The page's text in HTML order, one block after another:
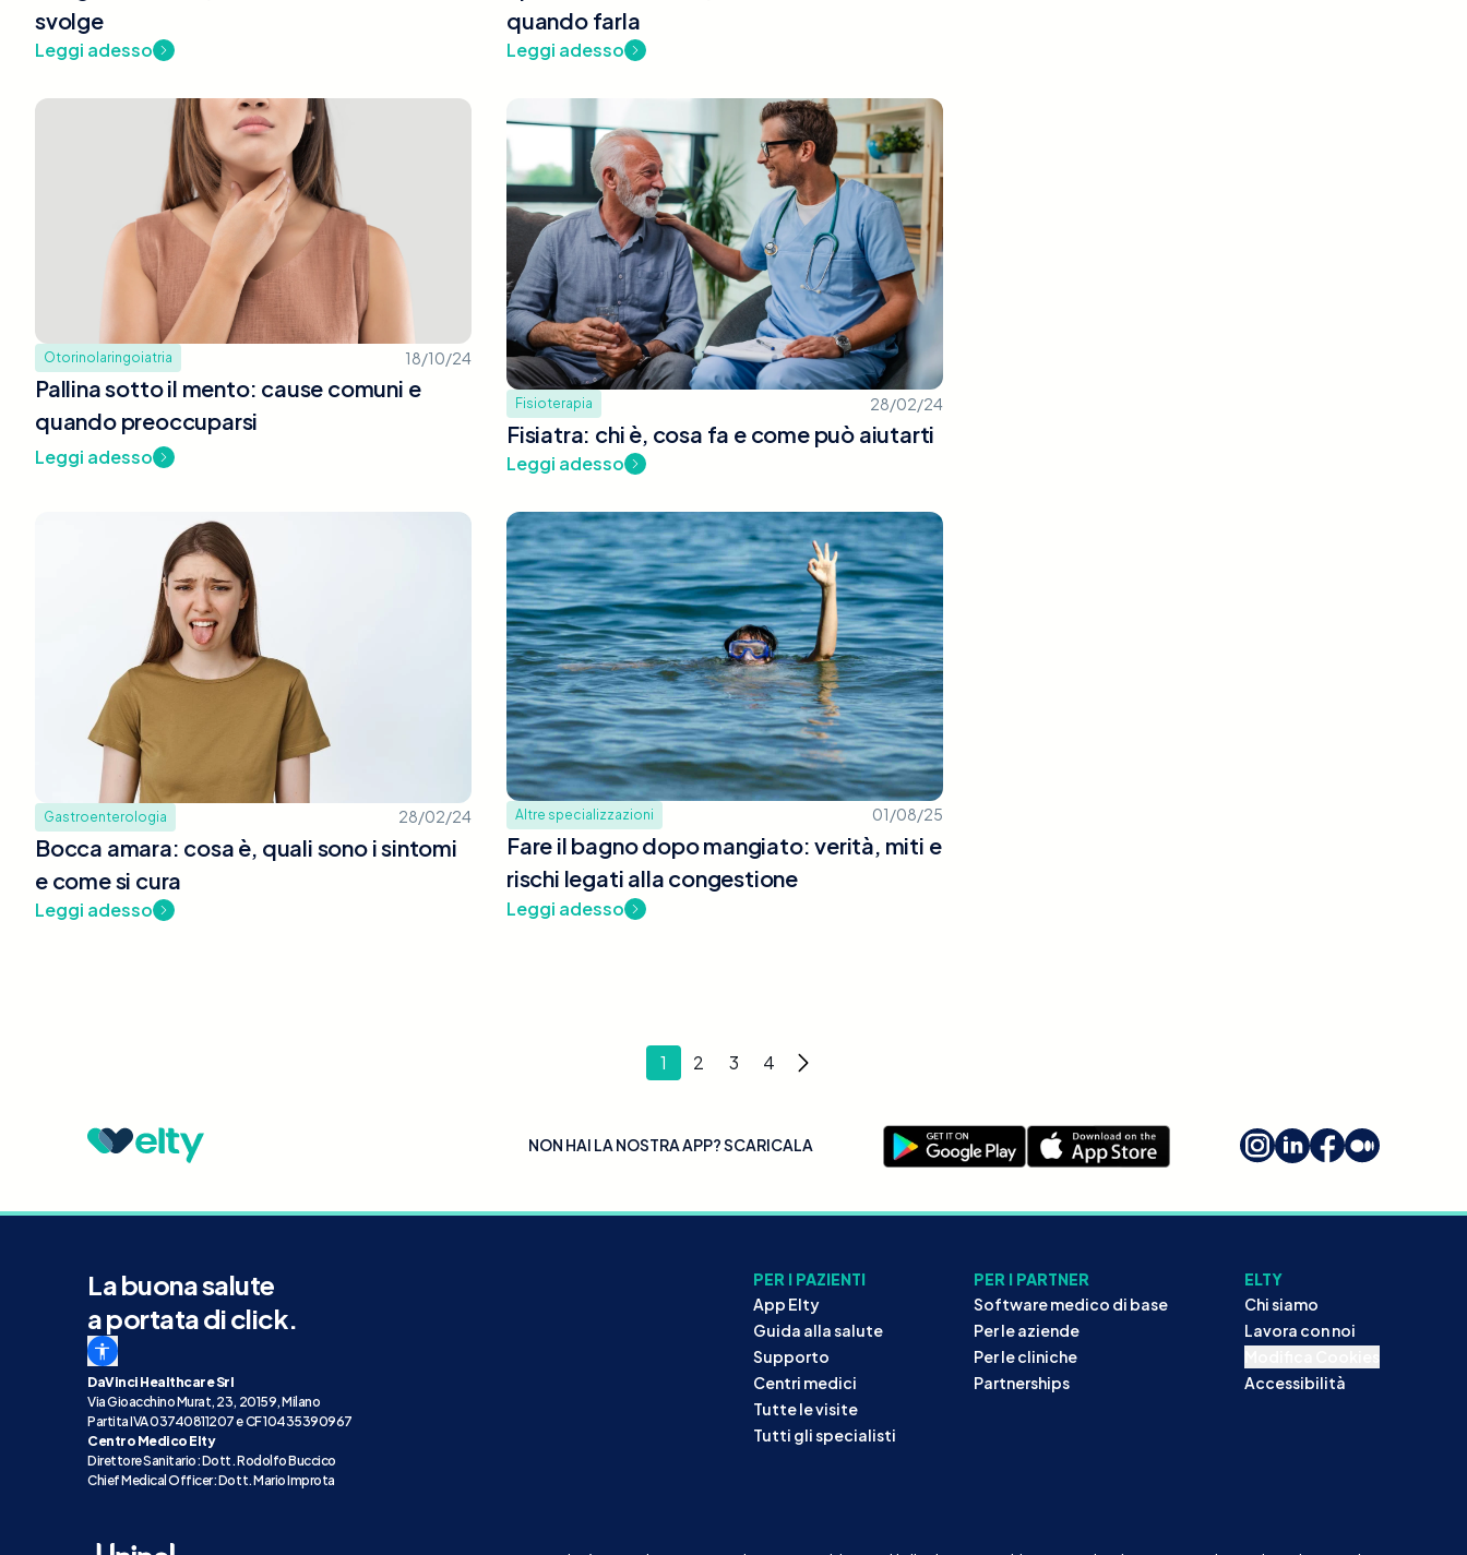
svolge
Leggi adesso
quando farla
Leggi adesso
Otorinolaringoiatria 18/10/24
Pallina sotto il mento: cause comuni e
quando preoccuparsi
Leggi adesso
Fisioterapia 28/02/24
Fisiatra: chi è, cosa fa e come può aiutarti
Leggi adesso
Gastroenterologia 28/02/24
Bocca amara: cosa è, quali sono i sintomi
e come si cura
Leggi adesso
Altre specializzazioni 01/08/25
Fare il bagno dopo mangiato: verità, miti e
rischi legati alla congestione
Leggi adesso
1 2 3 4
NON HAI LA NOSTRA APP? SCARICALA
La buona salute
a portata di click.
DaVinci Healthcare Srl
Via Gioacchino Murat, 23, 20159, Milano
Partita IVA 03740811207 e CF 10435390967
Centro Medico Elty
Direttore Sanitario: Dott. Rodolfo Buccico
Chief Medical Officer: Dott. Mario Improta
PER I PAZIENTI
App Elty
Guida alla salute
Supporto
Centri medici
Tutte le visite
Tutti gli specialisti
PER I PARTNER
Software medico di base
Per le aziende
Per le cliniche
Partnerships
ELTY
Chi siamo
Lavora con noi
Accessibilità